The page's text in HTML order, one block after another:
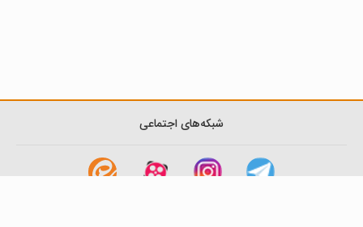
شبکه‌های اجتماعی